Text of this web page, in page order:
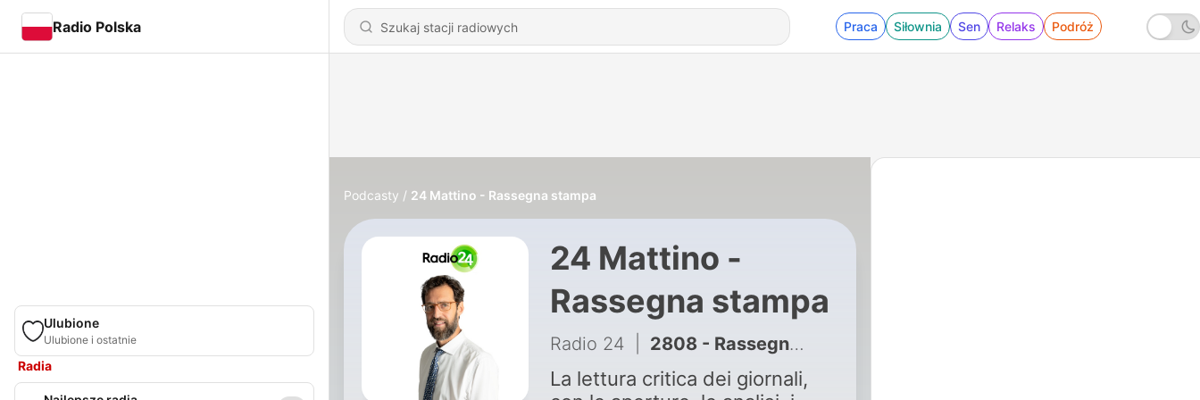
Radio Polska Praca Siłownia Sen Relaks Podróż
Ulubione
Ulubione i ostatnie
Radia
Podcasty 24 Mattino - Rassegna stampa
24 Mattino -
Rassegna stampa
Radio 24 2808 - Rassegna Stampa del 24 luglio 2026
La lettura critica dei giornali,